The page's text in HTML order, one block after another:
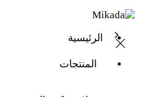
الرئيسية
المنتجات